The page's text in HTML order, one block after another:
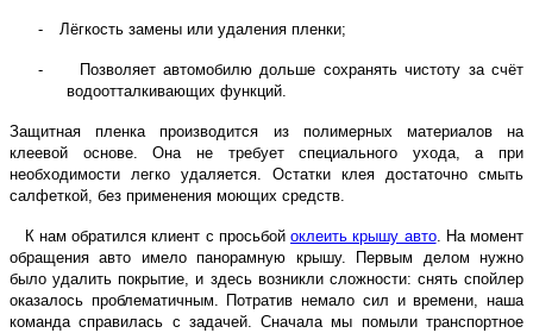
- Лёгкость замены или удаления пленки;
-
Позволяет автомобилю дольше сохранять чистоту за счёт
водоотталкивающих функций.
Защитная пленка производится из полимерных материалов на
клеевой основе. Она не требует специального ухода, а при
необходимости легко удаляется. Остатки клея достаточно смыть
салфеткой, без применения моющих средств.
К нам обратился клиент с просьбойоклеить крышу авто. На момент
обращения авто имело панорамную крышу. Первым делом нужно
было удалить покрытие, и здесь возникли сложности: снять спойлер
оказалось проблематичным. Потратив немало сил и времени, наша
команда справилась с задачей. Сначала мы помыли транспортное